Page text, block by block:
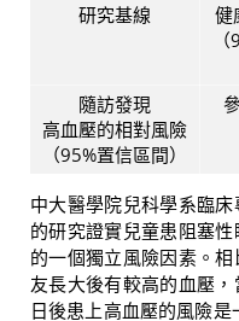
研究基線
健
隨訪發現
高血壓的相對風險
（95%置信區間）
中大醫學院兒科學系臨床
的研究證實兒童患阻塞
的一個獨立風險因素。
友長大後有較高的血壓
日後患上高血壓的風險